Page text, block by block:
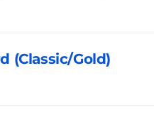
(Classic/Gold)